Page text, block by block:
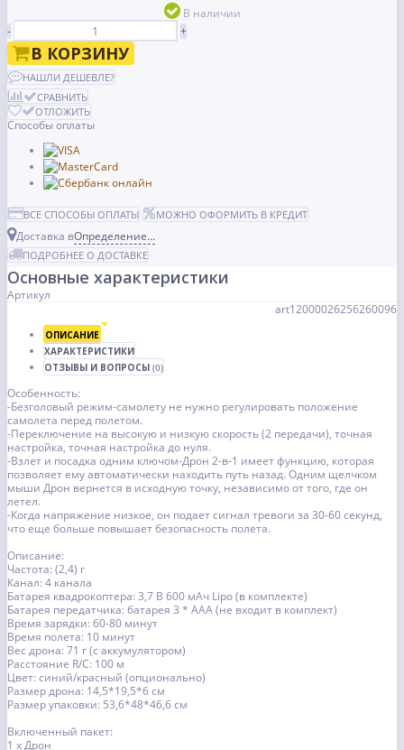
В наличии
-
+
В КОРЗИНУ
НАШЛИ ДЕШЕВЛЕ?
СРАВНИТЬ
ОТЛОЖИТЬ
Способы оплаты
ВСЕ СПОСОБЫ ОПЛАТЫ МОЖНО ОФОРМИТЬ В КРЕДИТ
Доставка вОпределение...
ПОДРОБНЕЕ О ДОСТАВКЕ
Основные характеристики
Артикул
art12000026256260096
ОПИСАНИЕ
ХАРАКТЕРИСТИКИ
ОТЗЫВЫ И ВОПРОСЫ (0)
Особенность:
-Безголовый режим-самолету не нужно регулировать положение
самолета перед полетом.
-Переключение на высокую и низкую скорость (2 передачи), точная
настройка, точная настройка до нуля.
-Взлет и посадка одним ключом-Дрон 2-в-1 имеет функцию, которая
позволяет ему автоматически находить путь назад. Одним щелчком
мыши Дрон вернется в исходную точку, независимо от того, где он
летел.
-Когда напряжение низкое, он подает сигнал тревоги за 30-60 секунд,
что еще больше повышает безопасность полета.
Описание:
Частота: (2,4) г
Канал: 4 канала
Батарея квадрокоптера: 3,7 В 600 мАч Lipo (в комплекте)
Батарея передатчика: батарея 3 * AAA (не входит в комплект)
Время зарядки: 60-80 минут
Время полета: 10 минут
Вес дрона: 71 г (с аккумулятором)
Расстояние R/C: 100 м
Цвет: синий/красный (опционально)
Размер дрона: 14,5*19,5*6 см
Размер упаковки: 53,6*48*46,6 см
Включенный пакет:
1 х Дрон